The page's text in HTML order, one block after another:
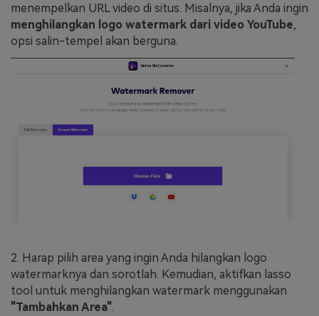
menempelkan URL video di situs. Misalnya, jika Anda ingin
menghilangkan logo watermark dari video YouTube,
opsi salin-tempel akan berguna.
2. Harap pilih area yang ingin Anda hilangkan logo
watermarknya dan sorotlah. Kemudian, aktifkan lasso
tool untuk menghilangkan watermark menggunakan
"Tambahkan Area"